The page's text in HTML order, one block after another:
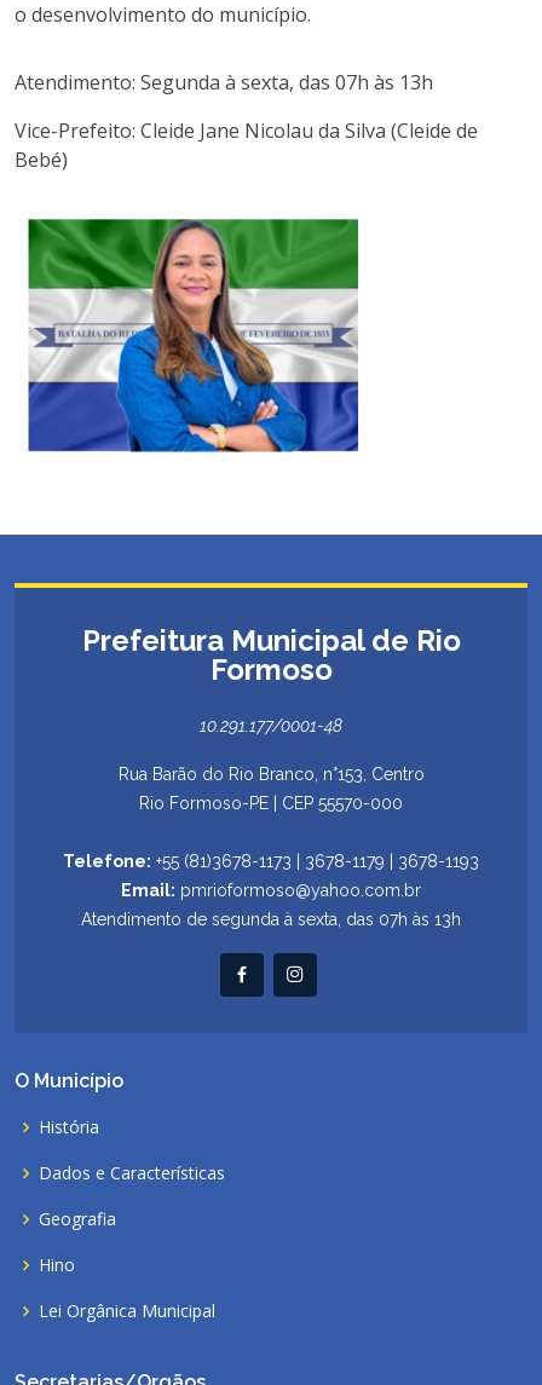
o desenvolvimento do município.
Atendimento: Segunda à sexta, das 07h às 13h
Vice-Prefeito: Cleide Jane Nicolau da Silva (Cleide de
Bebé)
Prefeitura Municipal de Rio
Formoso
10.291.177/0001-48
Rua Barão do Rio Branco, n°153, Centro
Rio Formoso-PE | CEP 55570-000
Telefone: +55 (81)3678-1173 | 3678-1179 | 3678-1193
Email: pmrioformoso@yahoo.com.br
Atendimento de segunda à sexta, das 07h às 13h
O Município
História
Dados e Características
Geografia
Hino
Lei Orgânica Municipal